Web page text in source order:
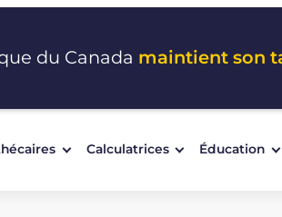
du Canada maintient son
Calculatrices Éducation